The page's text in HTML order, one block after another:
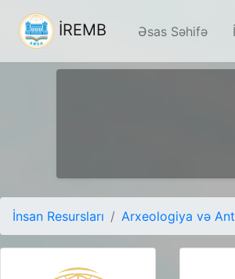
İREMB Əsas Səhifə
İnsan Resursları Arxeologiya və